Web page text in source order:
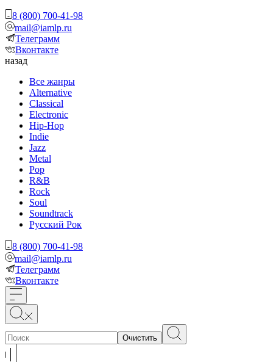
8 (800) 700-41-98
mail@iamlp.ru
Телеграмм
Вконтакте
назад
Все жанры
Alternative
Classical
Electronic
Hip-Hop
Indie
Jazz
Metal
Pop
R&B
Rock
Soul
Soundtrack
Русский Рок
8 (800) 700-41-98
mail@iamlp.ru
Телеграмм
Вконтакте
Очистить